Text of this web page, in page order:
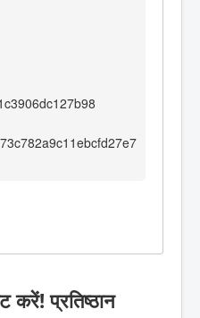
प्रतिष्ठान